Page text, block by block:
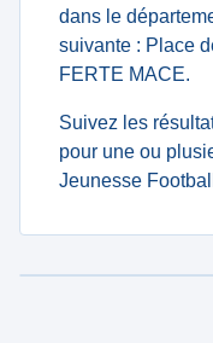
dans le
suivante : Place
FERTE MACE.
Suivez les
pour une ou
Jeunesse